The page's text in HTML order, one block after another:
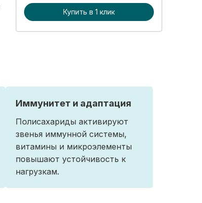
Купить в 1 клик
Иммунитет и адаптация
Полисахариды активируют
звенья иммунной системы,
витамины и микроэлементы
повышают устойчивость к
нагрузкам.